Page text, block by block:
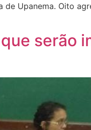
Upanema. Oito
serão